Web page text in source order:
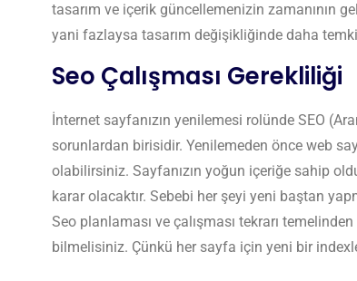
tasarım ve içerik güncellemenizin zamanının
yani fazlaysa tasarım değişikliğinde daha
Seo Çalışması Gerekliliği
İnternet sayfanızın yenilemesi rolünde SEO
sorunlardan birisidir. Yenilemeden önce web
olabilirsiniz. Sayfanızın yoğun içeriğe sahip
karar olacaktır. Sebebi her şeyi yeni baştan
Seo planlaması ve çalışması tekrarı
bilmelisiniz. Çünkü her sayfa için yeni bir